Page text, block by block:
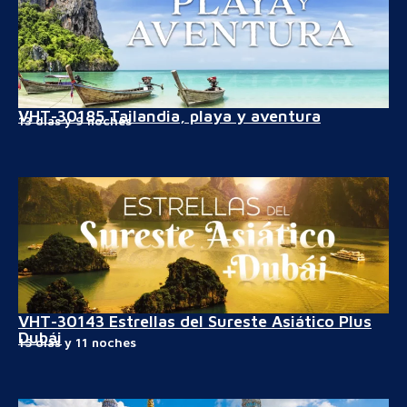
VHT-30185 Tailandia, playa y aventura
13 días y 9 noches
VHT-30143 Estrellas del Sureste Asiático Plus
Dubái
15 días y 11 noches